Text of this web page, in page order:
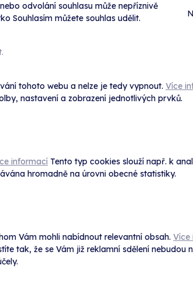
odvolání souhlasu může nepříznivě
Souhlasím můžete souhlas udělit.
tohoto webu a nelze je tedy vypnout. Více
nastavení a zobrazení jednotlivých prvků.
informací Tento typ cookies slouží např. k
hromadně na úrovni obecné statistiky.
Vám mohli nabídnout relevantní obsah. Více
tak, že se Vám již reklamní sdělení nebudou